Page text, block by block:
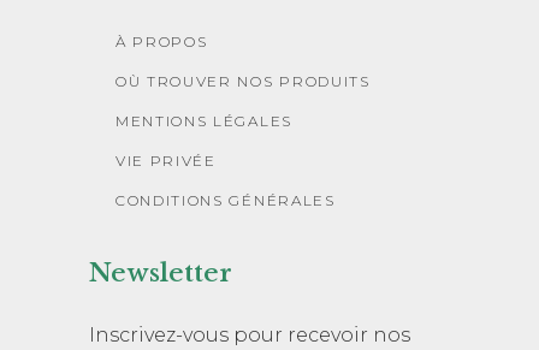
À PROPOS
OÙ TROUVER NOS PRODUITS
MENTIONS LÉGALES
VIE PRIVÉE
CONDITIONS GÉNÉRALES
Newsletter
Inscrivez-vous pour recevoir nos